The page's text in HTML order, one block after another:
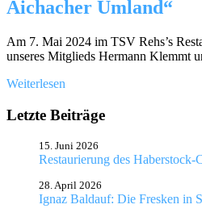
Aichacher Umland“
Am 7. Mai 2024 im TSV Rehs’s
unseres Mitglieds Hermann Klemmt
Weiterlesen
Letzte Beiträge
Restaurierung des Haberstock-
15. Juni 2026
Ignaz Baldauf: Die Fresken in
28. April 2026